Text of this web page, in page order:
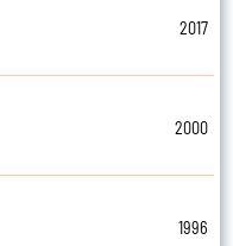
2017
2000
1996